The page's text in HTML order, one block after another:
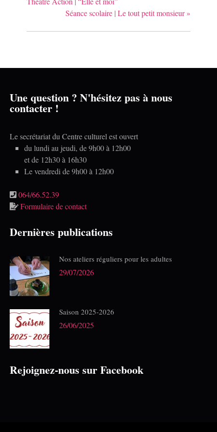
Séance scolaire | Le tout petit monsieur»
Une question ? N'hésitez pas à nous
contacter !
Le secrétariat du Centre culturel est ouvert
du lundi au jeudi, de 9h00 à 12h00
et de 12h30 à 16h30
Le vendredi de 9h00 à 12h00
064/66.52.39
Formulaire de contact
Dernières publications
Nos ateliers réguliers pour les adultes
29/07/2026
Saison 2025-2026
26/06/2025
Rejoignez-nous sur Facebook